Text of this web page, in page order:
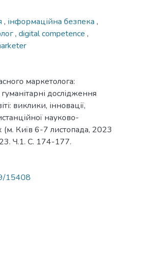
, інформаційна безпека ,
, digital competence ,
маркетолога:
дослідження
виклики, інновації,
науково-
Київ 6-7 листопада, 2023
Ч.1. С. 174-177.
15408